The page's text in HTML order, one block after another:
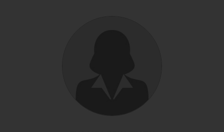
coenzyme Q10 in human heart disease. Int Z Vitaminforsch